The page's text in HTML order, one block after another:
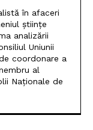
în afaceri
științe
analizării
Uniunii
coordonare a
al
Naționale de